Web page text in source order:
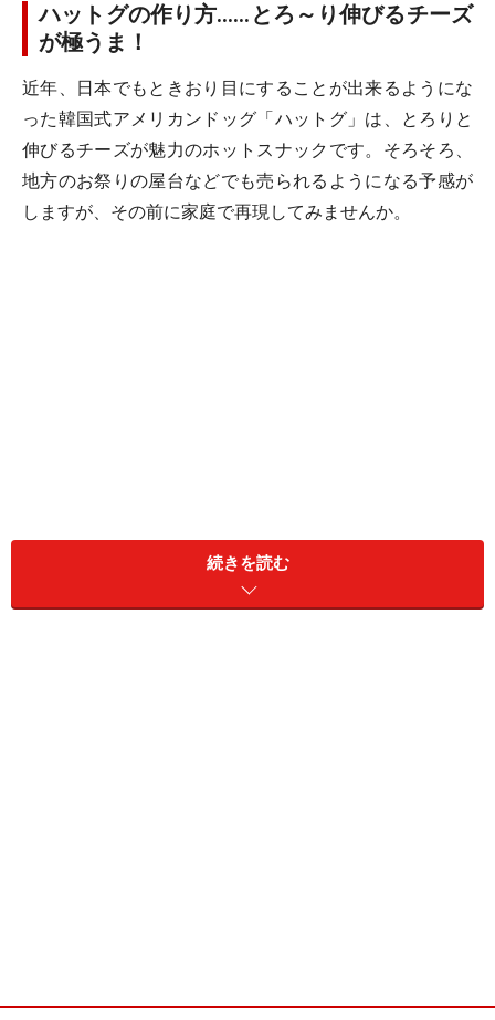
ハットグの作り方……とろ～り伸びるチーズ
が極うま！
近年、日本でもときおり目にすることが出来るようにな
った韓国式アメリカンドッグ「ハットグ」は、とろりと
伸びるチーズが魅力のホットスナックです。そろそろ、
地方のお祭りの屋台などでも売られるようになる予感が
しますが、その前に家庭で再現してみませんか。
ホットケーキミックスを使った簡単な作り方を紹介しま
続きを読む